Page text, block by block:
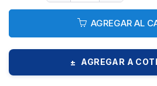
AGREGAR AL
± AGREGAR A